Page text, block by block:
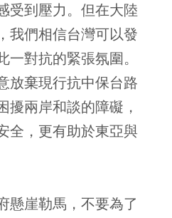
受到壓力。但在大陸
我們相信台灣可以發
對抗的緊張氛圍。
放棄現行抗中保台路
擾兩岸和談的障礙，
全，更有助於東亞與
懸崖勒馬，不要為了